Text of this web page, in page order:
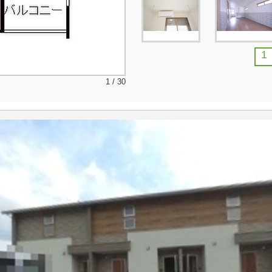
1 / 30
1